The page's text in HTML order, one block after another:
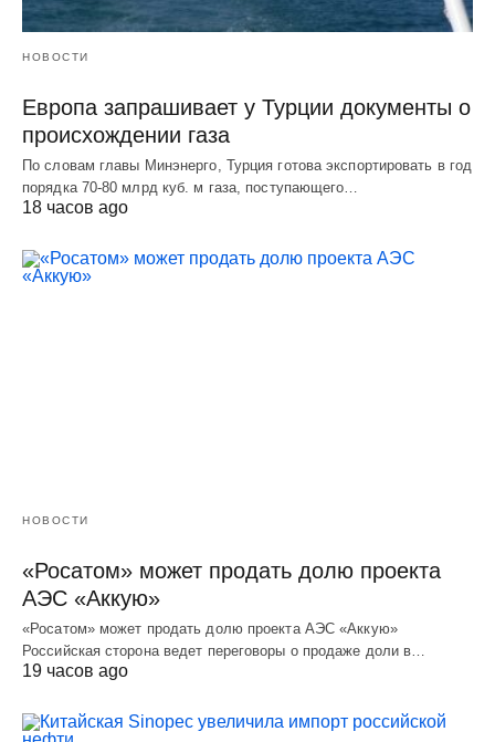
НОВОСТИ
Европа запрашивает у Турции документы о
происхождении газа
По словам главы Минэнерго, Турция готова экспортировать в год
порядка 70-80 млрд куб. м газа, поступающего…
18 часов ago
НОВОСТИ
«Росатом» может продать долю проекта
АЭС «Аккую»
«Росатом» может продать долю проекта АЭС «Аккую»
Российская сторона ведет переговоры о продаже доли в…
19 часов ago